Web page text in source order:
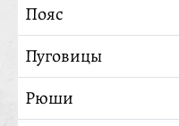
Пояс
Пуговицы
Рюши